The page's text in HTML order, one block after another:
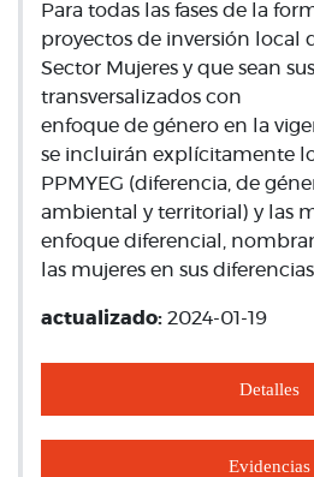
Para todas las fases de la
proyectos de inversión local
Sector Mujeres y que sean
transversalizados con
enfoque de género en la
se incluirán explícitamente
PPMYEG (diferencia, de
ambiental y territorial) y las
enfoque diferencial,
las mujeres en sus
actualizado: 2024-01-19
Detalles
Evidencias